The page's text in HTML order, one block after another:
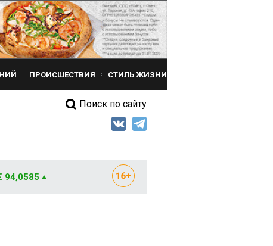
ПРОИСШЕСТВИЯ СТИЛЬ ЖИЗНИ
Поиск по сайту
94,0585